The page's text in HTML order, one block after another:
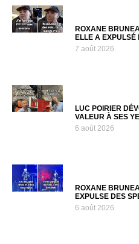
ROXANE
ELLE A EXPULSÉ
7 août 2026
LUC POIRIER
VALEUR À SES
6 août 2026
ROXANE
EXPULSE DES
6 août 2026